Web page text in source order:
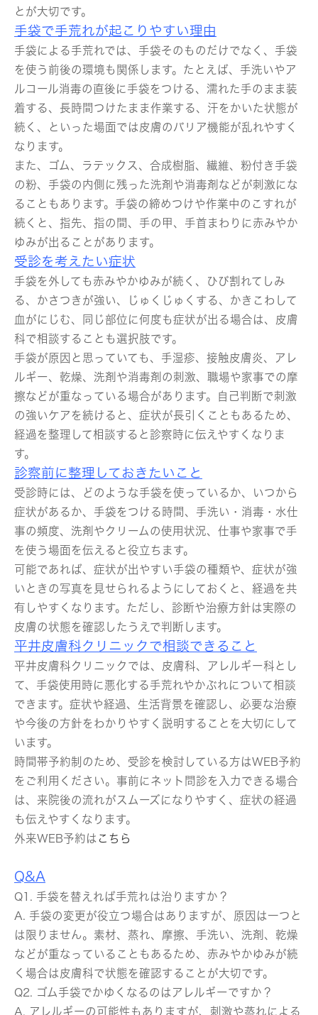
とが大切です。
手袋で手荒れが起こりやすい理由
手袋による手荒れでは、手袋そのものだけでなく、手袋
を使う前後の環境も関係します。たとえば、手洗いやア
ルコール消毒の直後に手袋をつける、濡れた手のまま装
着する、長時間つけたまま作業する、汗をかいた状態が
続く、といった場面では皮膚のバリア機能が乱れやすく
なります。
また、ゴム、ラテックス、合成樹脂、繊維、粉付き手袋
の粉、手袋の内側に残った洗剤や消毒剤などが刺激にな
ることもあります。手袋の締めつけや作業中のこすれが
続くと、指先、指の間、手の甲、手首まわりに赤みやか
ゆみが出ることがあります。
受診を考えたい症状
手袋を外しても赤みやかゆみが続く、ひび割れてしみ
る、かさつきが強い、じゅくじゅくする、かきこわして
血がにじむ、同じ部位に何度も症状が出る場合は、皮膚
科で相談することも選択肢です。
手袋が原因と思っていても、手湿疹、接触皮膚炎、アレ
ルギー、乾燥、洗剤や消毒剤の刺激、職場や家事での摩
擦などが重なっている場合があります。自己判断で刺激
の強いケアを続けると、症状が長引くこともあるため、
経過を整理して相談すると診察時に伝えやすくなりま
す。
診察前に整理しておきたいこと
受診時には、どのような手袋を使っているか、いつから
症状があるか、手袋をつける時間、手洗い・消毒・水仕
事の頻度、洗剤やクリームの使用状況、仕事や家事で手
を使う場面を伝えると役立ちます。
可能であれば、症状が出やすい手袋の種類や、症状が強
いときの写真を見せられるようにしておくと、経過を共
有しやすくなります。ただし、診断や治療方針は実際の
皮膚の状態を確認したうえで判断します。
平井皮膚科クリニックで相談できること
平井皮膚科クリニックでは、皮膚科、アレルギー科とし
て、手袋使用時に悪化する手荒れやかぶれについて相談
できます。症状や経過、生活背景を確認し、必要な治療
や今後の方針をわかりやすく説明することを大切にして
います。
時間帯予約制のため、受診を検討している方はWEB予約
をご利用ください。事前にネット問診を入力できる場合
は、来院後の流れがスムーズになりやすく、症状の経過
も伝えやすくなります。
外来WEB予約は こちら
Q&A
Q1. 手袋を替えれば手荒れは治りますか？
A. 手袋の変更が役立つ場合はありますが、原因は一つと
は限りません。素材、蒸れ、摩擦、手洗い、洗剤、乾燥
などが重なっていることもあるため、赤みやかゆみが続
く場合は皮膚科で状態を確認することが大切です。
Q2. ゴム手袋でかゆくなるのはアレルギーですか？
A. アレルギーの可能性もありますが、刺激や蒸れによる